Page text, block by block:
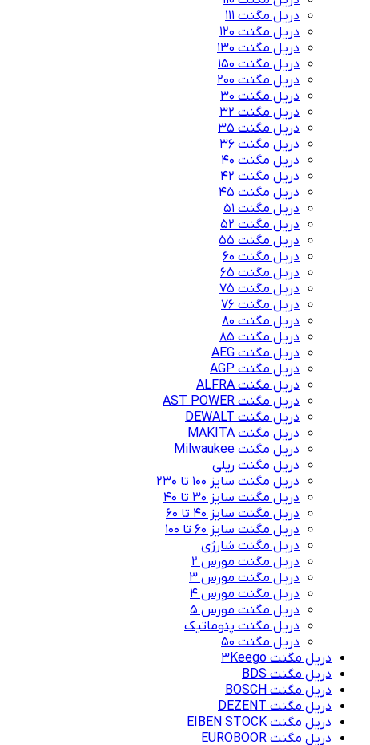
دریل مگنت 111
دریل مگنت 120
دریل مگنت 130
دریل مگنت 150
دریل مگنت 200
دریل مگنت 30
دریل مگنت 32
دریل مگنت 35
دریل مگنت 36
دریل مگنت 40
دریل مگنت 42
دریل مگنت 45
دریل مگنت 51
دریل مگنت 52
دریل مگنت 55
دریل مگنت 60
دریل مگنت 65
دریل مگنت 75
دریل مگنت 76
دریل مگنت 80
دریل مگنت 85
دریل مگنت AEG
دریل مگنت AGP
دریل مگنت ALFRA
دریل مگنت AST POWER
دریل مگنت DEWALT
دریل مگنت MAKITA
دریل مگنت Milwaukee
دریل مگنت ریلی
دریل مگنت سایز 100 تا 230
دریل مگنت سایز 30 تا 40
دریل مگنت سایز 40 تا 60
دریل مگنت سایز 60 تا 100
دریل مگنت شارژی
دریل مگنت مورس 2
دریل مگنت مورس 3
دریل مگنت مورس 4
دریل مگنت مورس 5
دریل مگنت پنوماتیک
دریل مگنت ۵۰
دریل مگنت 3Keego
دریل مگنت BDS
دریل مگنت BOSCH
دریل مگنت DEZENT
دریل مگنت EIBEN STOCK
دریل مگنت EUROBOOR